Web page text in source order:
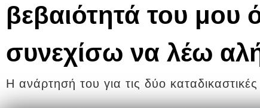
βεβαιότητά του μου
συνεχίσω να λέω
Η ανάρτησή του για τις δύο